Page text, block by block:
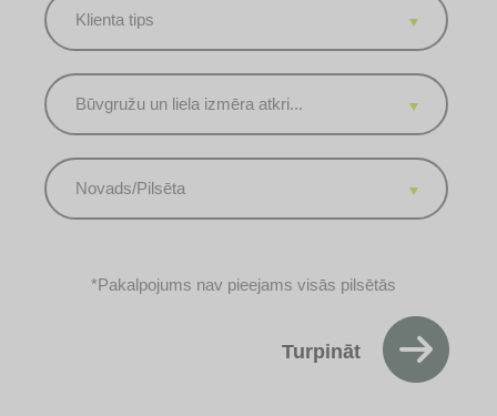
Klienta tips
Būvgružu un liela izmēra atkri...
Novads/Pilsēta
*Pakalpojums nav pieejams visās pilsētās
Turpināt